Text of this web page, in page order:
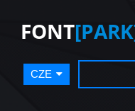
FONT
CZE